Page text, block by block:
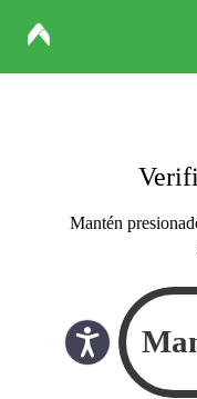
Mantén